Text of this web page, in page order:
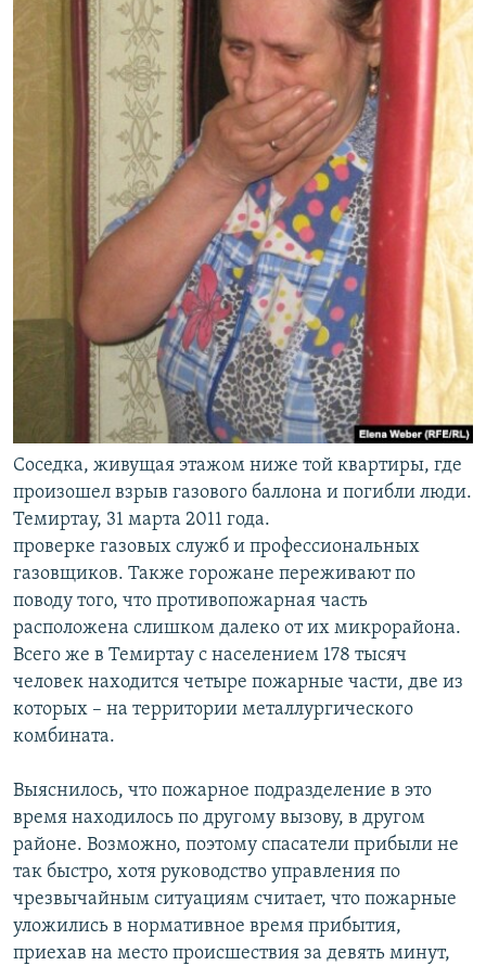
Соседка, живущая этажом ниже той квартиры, где
произошел взрыв газового баллона и погибли люди.
Темиртау, 31 марта 2011 года.
проверке газовых служб и профессиональных
газовщиков. Также горожане переживают по
поводу того, что противопожарная часть
расположена слишком далеко от их микрорайона.
Всего же в Темиртау с населением 178 тысяч
человек находится четыре пожарные части, две из
которых – на территории металлургического
комбината.
Выяснилось, что пожарное подразделение в это
время находилось по другому вызову, в другом
районе. Возможно, поэтому спасатели прибыли не
так быстро, хотя руководство управления по
чрезвычайным ситуациям считает, что пожарные
уложились в нормативное время прибытия,
приехав на место происшествия за девять минут,